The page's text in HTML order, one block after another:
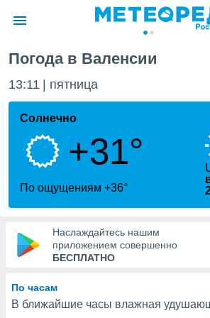
о
Вы можете
к этому
доступ
Погода в Валенсии
13:11 пятница
Солнечно
+31°
По ощущениям +36°
Наслаждайтесь нашим
приложением совершенно
БЕСПЛАТНО
По часам
В ближайшие часы влажная